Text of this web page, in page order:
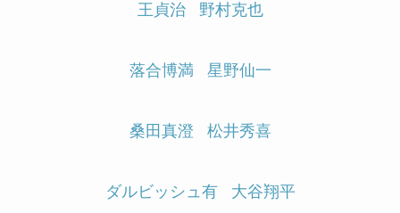
王貞治 野村克也
落合博満 星野仙一
桑田真澄 松井秀喜
ダルビッシュ有 大谷翔平